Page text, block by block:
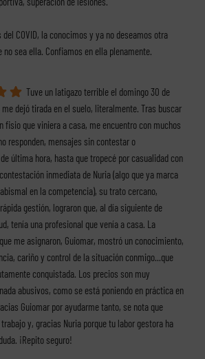
del COVID, la conocimos y ya no deseamos otra
no sea ella. Confiamos en ella plenamente.
Tuve un latigazo terrible el domingo 30 de
me dejó tirada en el suelo, literalmente. Tras buscar
fisio que viniera a casa, me encuentro con muchos
responden, mensajes sin contestar o
última hora, hasta que tropecé por casualidad con
inmediata de Nuria (algo que ya marca
en la competencia), su trato cercano,
gestión, lograron que, al día siguiente de
tenía una profesional que venía a casa. La
me asignaron, Guiomar, mostró un conocimiento,
cariño y control de la situación conmigo...que
conquistada. Los precios son muy
abusivos, como se está poniendo en práctica en
Guiomar por ayudarme tanto, se nota que
y, gracias Nuria porque tu labor gestora ha
¡Repito seguro!